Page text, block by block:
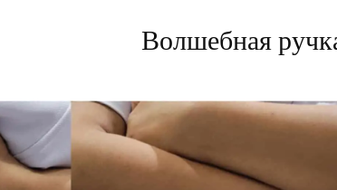
Волшебная